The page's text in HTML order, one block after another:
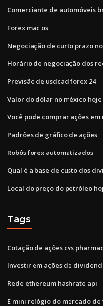
Comerciante de automóveis
Forex mac os
Negociação de curto prazo
Horário de negociação dos
Previsão de usdcad forex 24
Valor do dólar no méxico
Você pode comprar ações em
Padrões de gráfico de ações
Robôs forex automatizados
Qual é a base de custo dos
Local do preço do petróleo
Tags
Cotação de ações cvs
Investir em ações de
Rede ethereum hashrate api
E mini relógio do mercado de